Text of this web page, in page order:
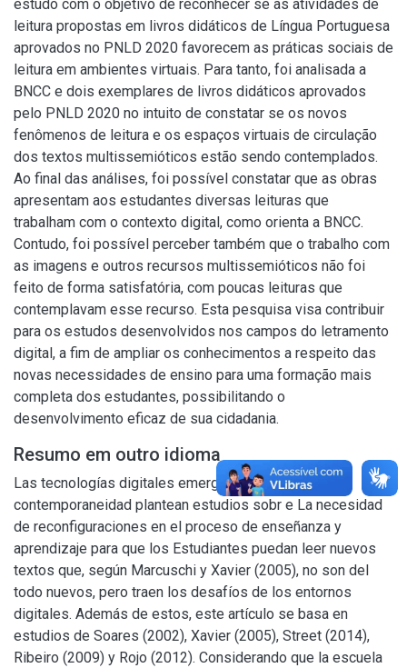
estudo com o objetivo de reconhecer se as atividades de
leitura propostas em livros didáticos de Língua Portuguesa
aprovados no PNLD 2020 favorecem as práticas sociais de
leitura em ambientes virtuais. Para tanto, foi analisada a
BNCC e dois exemplares de livros didáticos aprovados
pelo PNLD 2020 no intuito de constatar se os novos
fenômenos de leitura e os espaços virtuais de circulação
dos textos multissemióticos estão sendo contemplados.
Ao final das análises, foi possível constatar que as obras
apresentam aos estudantes diversas leituras que
trabalham com o contexto digital, como orienta a BNCC.
Contudo, foi possível perceber também que o trabalho com
as imagens e outros recursos multissemióticos não foi
feito de forma satisfatória, com poucas leituras que
contemplavam esse recurso. Esta pesquisa visa contribuir
para os estudos desenvolvidos nos campos do letramento
digital, a fim de ampliar os conhecimentos a respeito das
novas necessidades de ensino para uma formação mais
completa dos estudantes, possibilitando o
desenvolvimento eficaz de sua cidadania.
Resumo em outro idioma
Las tecnologías digitales emergentes en la
contemporaneidad plantean estudios sobr e La necesidad
de reconfiguraciones en el proceso de enseñanza y
aprendizaje para que los Estudiantes puedan leer nuevos
textos que, según Marcuschi y Xavier (2005), no son del
todo nuevos, pero traen los desafíos de los entornos
digitales. Además de estos, este artículo se basa en
estudios de Soares (2002), Xavier (2005), Street (2014),
Ribeiro (2009) y Rojo (2012). Considerando que la escuela